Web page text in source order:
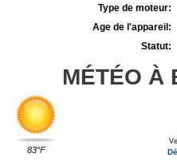
Type de moteur:
Age de l'appareil:
Statut:
MÉTÉO À
83°F